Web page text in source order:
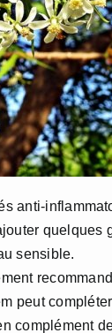
anti-
quelques
sensible.
peut
complément